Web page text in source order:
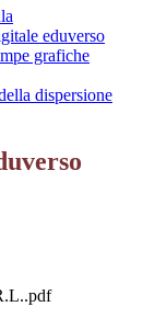
eduverso
grafiche
dispersione